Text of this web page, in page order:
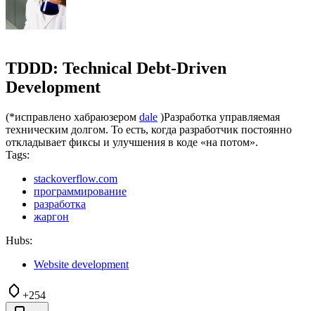
TDDD: Technical Debt-Driven
Development
(*исправлено хабраюзером dale )Разработка управляемая
техническим долгом. То есть, когда разработчик постоянно
откладывает фиксы и улучшения в коде «на потом».
Tags:
stackoverflow.com
программирование
разработка
жаргон
Hubs:
Website development
+254